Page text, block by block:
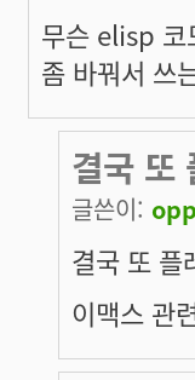
무슨 elisp 코
좀 바꿔서 쓰
결국 또
글쓴이:
결국 또 플
이맥스 관